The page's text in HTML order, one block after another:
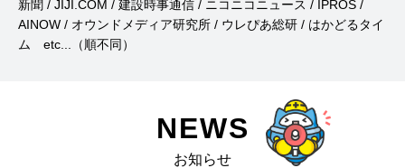
新聞 / JIJI.COM / 建設時事通信 / ニコニコニュース / IPROS /
AINOW / オウンドメディア研究所 / ウレぴあ総研 / はかどるタイ
ム etc...（順不同）
NEWS
お知らせ